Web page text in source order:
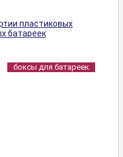
пластиковых
батареек
боксы для батареек